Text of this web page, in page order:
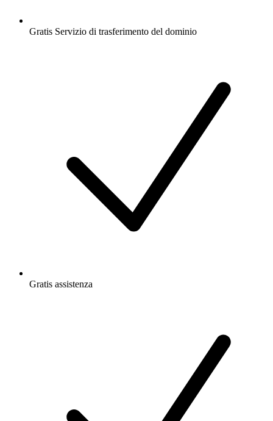
Gratis Servizio di trasferimento del dominio
Gratis assistenza